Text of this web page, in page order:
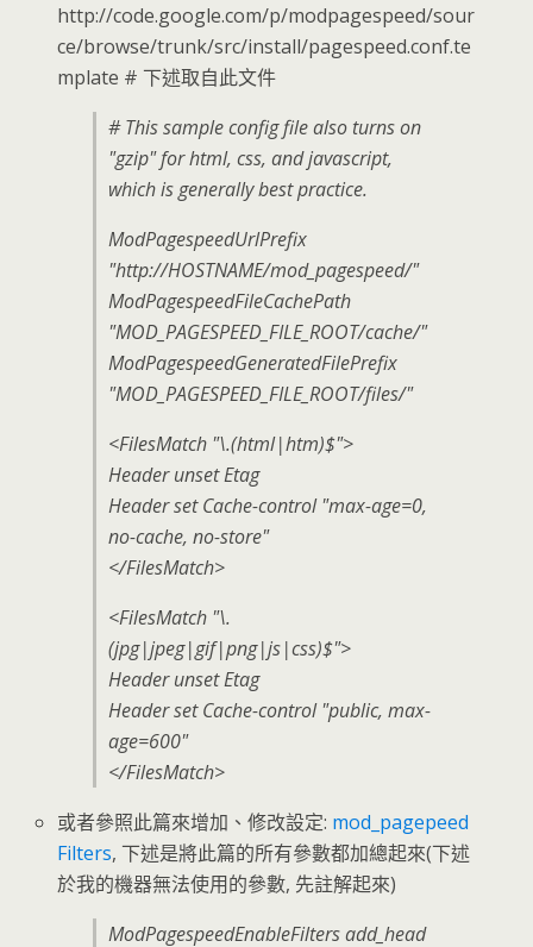
http://code.google.com/p/modpagespeed/sour
ce/browse/trunk/src/install/pagespeed.conf.te
mplate # 下述取自此文件
# This sample config file also turns on
"gzip" for html, css, and javascript,
which is generally best practice.
ModPagespeedUrlPrefix
"http://HOSTNAME/mod_pagespeed/"
ModPagespeedFileCachePath
"MOD_PAGESPEED_FILE_ROOT/cache/"
ModPagespeedGeneratedFilePrefix
"MOD_PAGESPEED_FILE_ROOT/files/"
<FilesMatch "\.(html|htm)$">
Header unset Etag
Header set Cache-control "max-age=0,
no-cache, no-store"
</FilesMatch>
<FilesMatch "\.
(jpg|jpeg|gif|png|js|css)$">
Header unset Etag
Header set Cache-control "public, max-
age=600"
</FilesMatch>
或者參照此篇來增加、修改設定: mod_pagepeed
Filters, 下述是將此篇的所有參數都加總起來(下述
於我的機器無法使用的參數, 先註解起來)
ModPagespeedEnableFilters add_head